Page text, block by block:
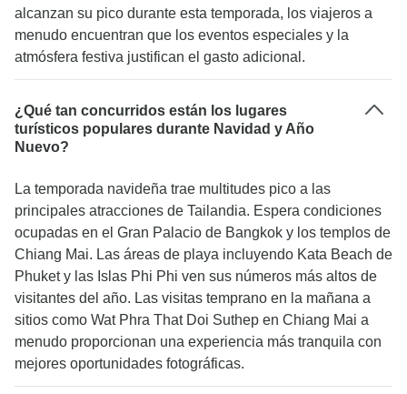
alcanzan su pico durante esta temporada, los viajeros a
menudo encuentran que los eventos especiales y la
atmósfera festiva justifican el gasto adicional.
¿Qué tan concurridos están los lugares
turísticos populares durante Navidad y Año
Nuevo?
La temporada navideña trae multitudes pico a las
principales atracciones de Tailandia. Espera condiciones
ocupadas en el Gran Palacio de Bangkok y los templos de
Chiang Mai. Las áreas de playa incluyendo Kata Beach de
Phuket y las Islas Phi Phi ven sus números más altos de
visitantes del año. Las visitas temprano en la mañana a
sitios como Wat Phra That Doi Suthep en Chiang Mai a
menudo proporcionan una experiencia más tranquila con
mejores oportunidades fotográficas.